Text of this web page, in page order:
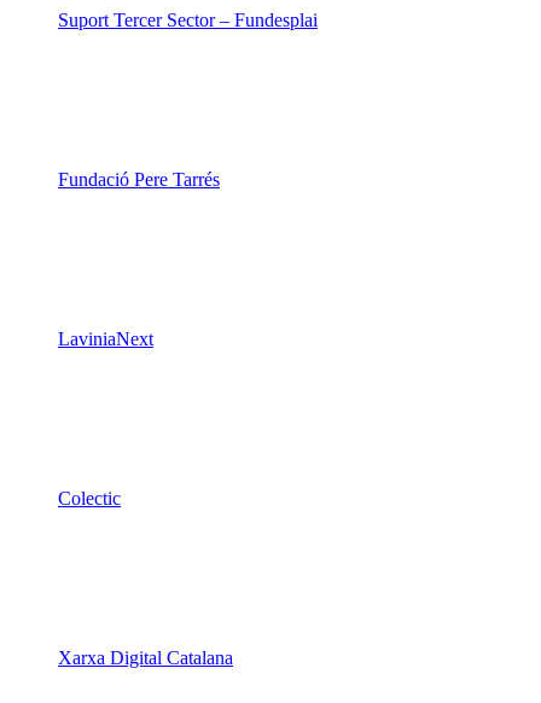
Suport Tercer Sector – Fundesplai
Fundació Pere Tarrés
LaviniaNext
Colectic
Xarxa Digital Catalana